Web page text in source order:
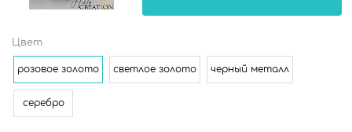
Цвет
розовое золото светлое золото черный металл
серебро